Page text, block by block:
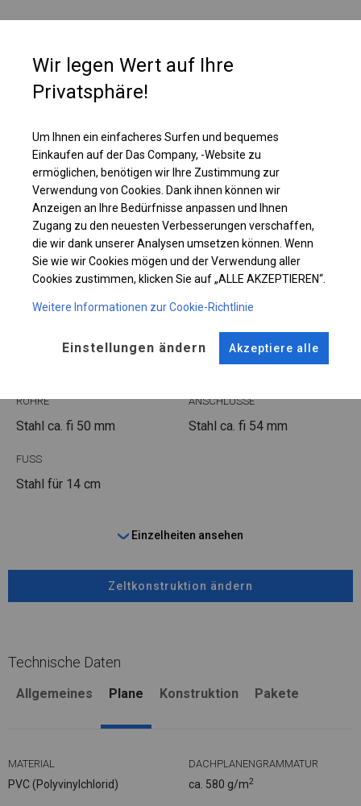
Zelte mit dieser Art von Wänden sind ab einer Seitenwandhöhe von 2,5 m
erhältlich. Im oberen Teil der Seitenwände sind runde Fenster mit einer
des Zeltes beleuchtet, aber für Außenstehende unsichtbar.
Einzelheiten ansehen
Plane ändern
KONSTRUKTION
WINTER
ROHRE
Stahl ca. fi 50 mm
ANSCHLÜSSE
Stahl ca. fi 54 mm
FUSS
Stahl für 14 cm
Einzelheiten ansehen
Zeltkonstruktion ändern
Technische Daten
Allgemeines Plane Konstruktion Pakete
MATERIAL
PVC (Polyvinylchlorid)
DACHPLANENGRAMMATUR
ca. 580 g/m2
Wir legen Wert auf Ihre
Privatsphäre!
Um Ihnen ein einfacheres Surfen und bequemes
Einkaufen auf der Das Company, -Website zu
ermöglichen, benötigen wir Ihre Zustimmung zur
Verwendung von Cookies. Dank ihnen können wir
Anzeigen an Ihre Bedürfnisse anpassen und Ihnen
Zugang zu den neuesten Verbesserungen verschaffen,
die wir dank unserer Analysen umsetzen können. Wenn
Sie wie wir Cookies mögen und der Verwendung aller
Cookies zustimmen, klicken Sie auf „ALLE AKZEPTIEREN“.
Weitere Informationen zur Cookie-Richtlinie
Einstellungen ändern Akzeptiere alle